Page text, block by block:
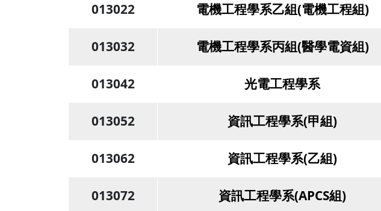
013022 電機工程學系乙組(電機工程組)
013032 電機工程學系丙組(醫學電資組)
013042 光電工程學系
013052 資訊工程學系(甲組)
013062 資訊工程學系(乙組)
013072 資訊工程學系(APCS組)